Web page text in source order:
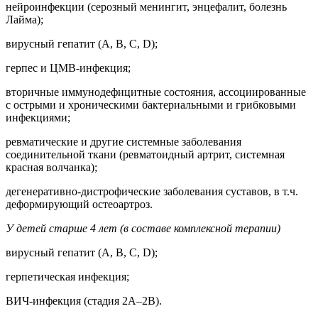
нейроинфекции (серозный менингит, энцефалит, болезнь
Лайма);
вирусный гепатит (A, B, C, D);
герпес и ЦМВ-инфекция;
вторичные иммунодефицитные состояния, ассоциированные
с острыми и хроническими бактериальными и грибковыми
инфекциями;
ревматические и другие системные заболевания
соединительной ткани (ревматоидный артрит, системная
красная волчанка);
дегенеративно-дистрофические заболевания суставов, в т.ч.
деформирующий остеоартроз.
У детей старше 4 лет (в составе комплексной терапии)
вирусный гепатит (A, B, C, D);
герпетическая инфекция;
ВИЧ-инфекция (стадия 2А–2B).